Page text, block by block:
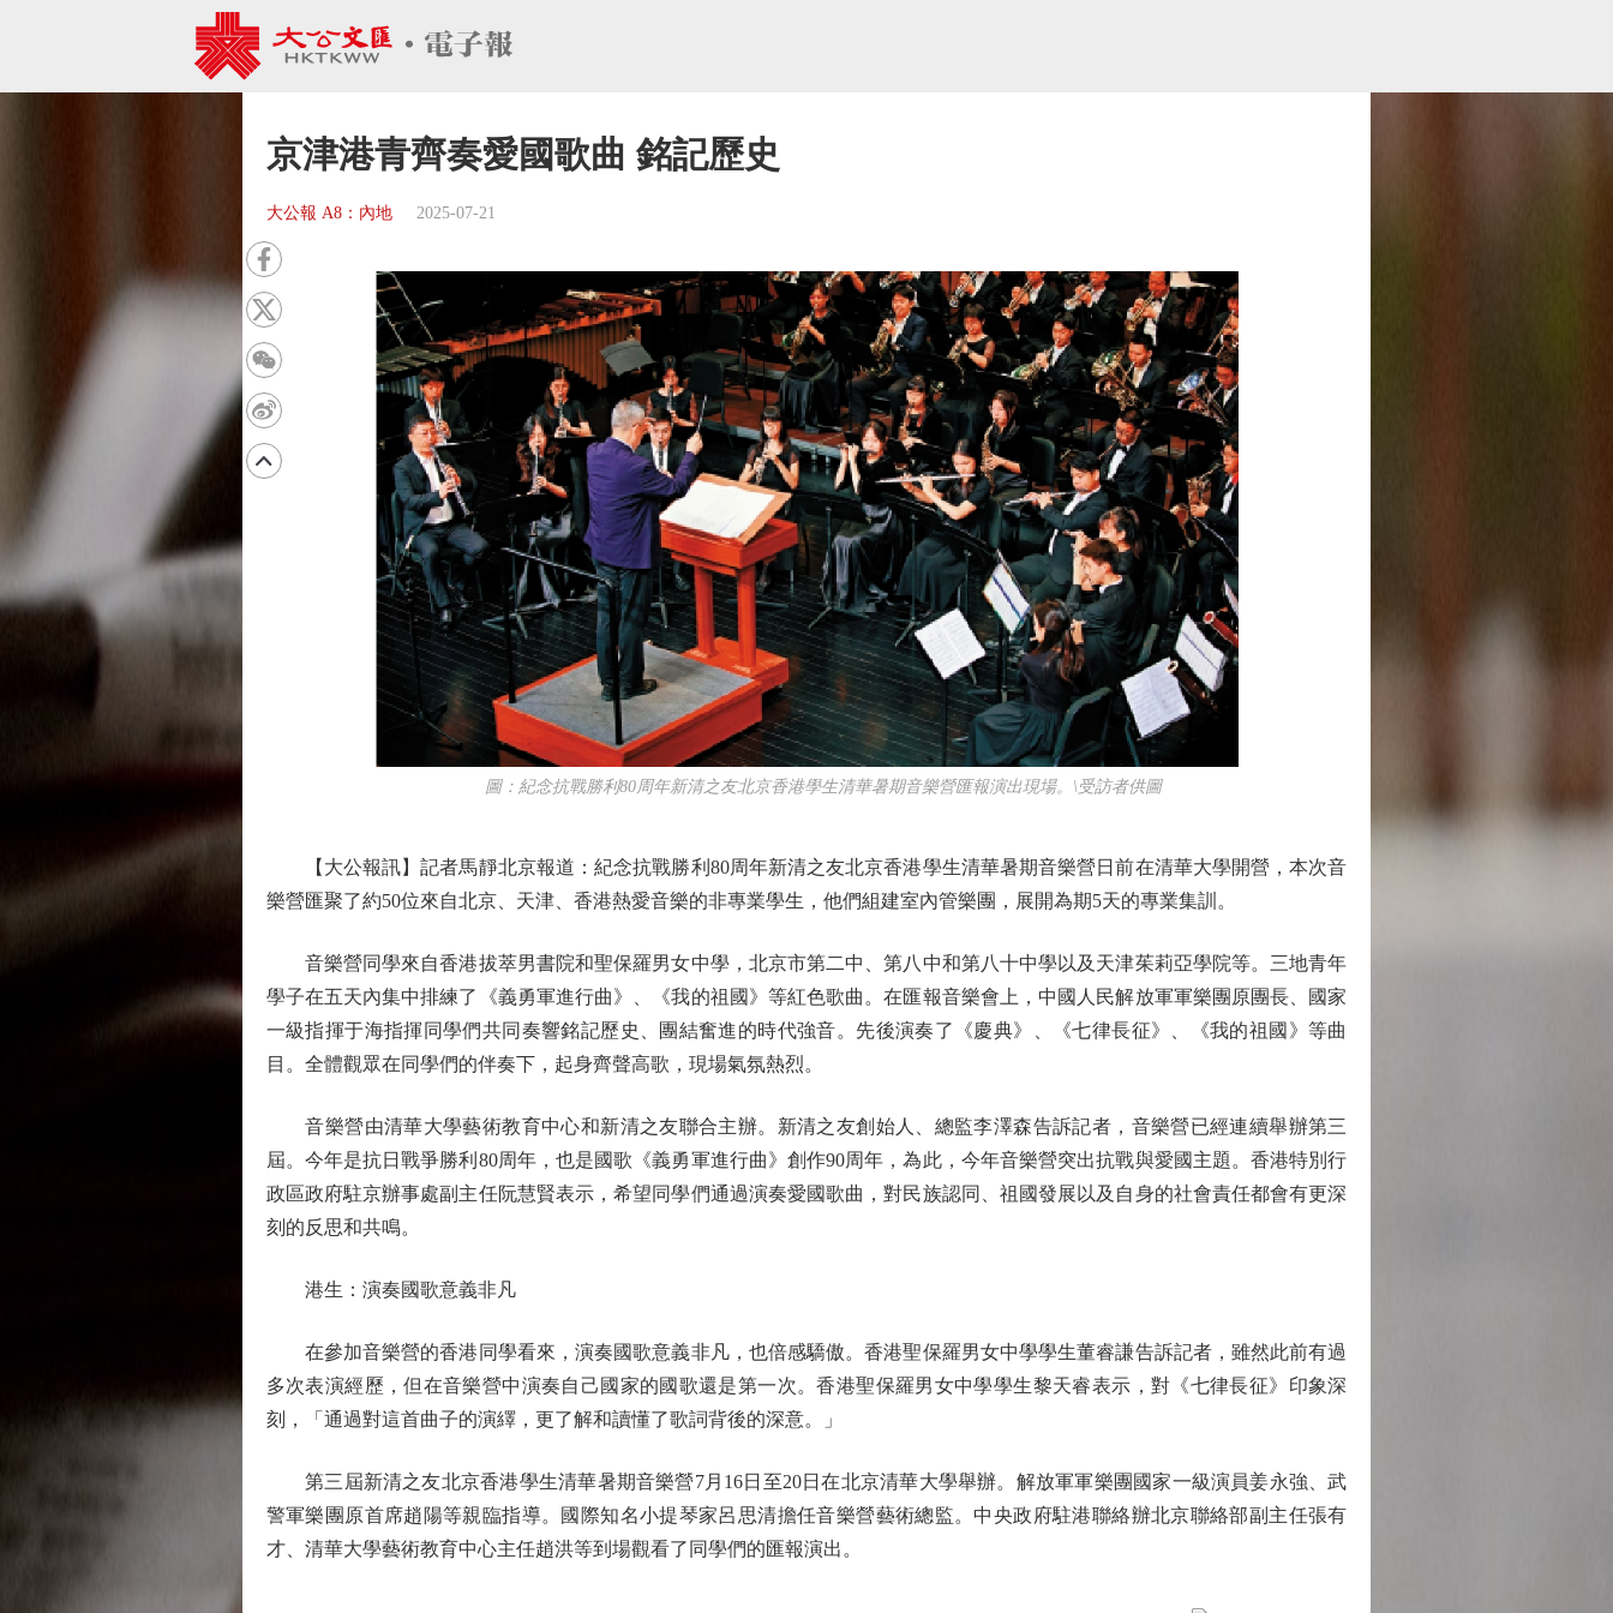
京津港青齊奏愛國歌曲 銘記歷史
大公報 A8：內地 2025-07-21
圖：紀念抗戰勝利80周年新清之友北京香港學生清華暑期音樂營匯報演出現場。\受訪者供圖
【大公報訊】記者馬靜北京報道：紀念抗戰勝利80周年新清之友北京香港學生清華暑期音樂營日前在清華大學開營，本次音
樂營匯聚了約50位來自北京、天津、香港熱愛音樂的非專業學生，他們組建室內管樂團，展開為期5天的專業集訓。
音樂營同學來自香港拔萃男書院和聖保羅男女中學，北京市第二中、第八中和第八十中學以及天津茱莉亞學院等。三地青年
學子在五天內集中排練了《義勇軍進行曲》、《我的祖國》等紅色歌曲。在匯報音樂會上，中國人民解放軍軍樂團原團長、國家
一級指揮于海指揮同學們共同奏響銘記歷史、團結奮進的時代強音。先後演奏了《慶典》、《七律長征》、《我的祖國》等曲
目。全體觀眾在同學們的伴奏下，起身齊聲高歌，現場氣氛熱烈。
音樂營由清華大學藝術教育中心和新清之友聯合主辦。新清之友創始人、總監李澤森告訴記者，音樂營已經連續舉辦第三
屆。今年是抗日戰爭勝利80周年，也是國歌《義勇軍進行曲》創作90周年，為此，今年音樂營突出抗戰與愛國主題。香港特別行
政區政府駐京辦事處副主任阮慧賢表示，希望同學們通過演奏愛國歌曲，對民族認同、祖國發展以及自身的社會責任都會有更深
刻的反思和共鳴。
港生：演奏國歌意義非凡
在參加音樂營的香港同學看來，演奏國歌意義非凡，也倍感驕傲。香港聖保羅男女中學學生董睿謙告訴記者，雖然此前有過
多次表演經歷，但在音樂營中演奏自己國家的國歌還是第一次。香港聖保羅男女中學學生黎天睿表示，對《七律長征》印象深
刻，「通過對這首曲子的演繹，更了解和讀懂了歌詞背後的深意。」
第三屆新清之友北京香港學生清華暑期音樂營7月16日至20日在北京清華大學舉辦。解放軍軍樂團國家一級演員姜永強、武
警軍樂團原首席趙陽等親臨指導。國際知名小提琴家呂思清擔任音樂營藝術總監。中央政府駐港聯絡辦北京聯絡部副主任張有
才、清華大學藝術教育中心主任趙洪等到場觀看了同學們的匯報演出。